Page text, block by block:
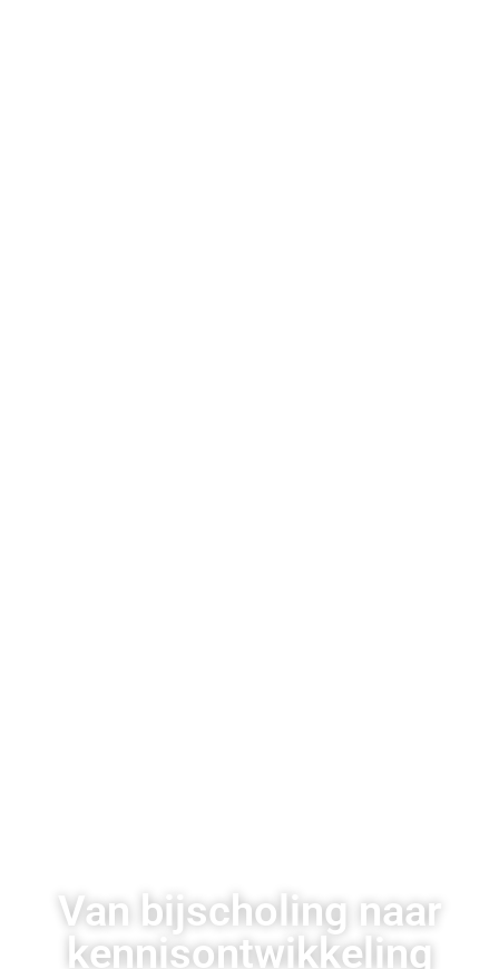
Van bijscholing naar
kennisontwikkeling